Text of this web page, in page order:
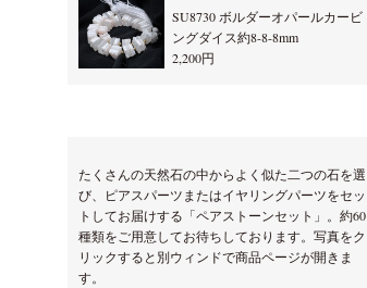
SU8730 ボルダーオパールカービ
ングダイス約8-8-8mm
2,200円
たくさんの天然石の中からよく似た二つの石を選
び、ピアスパーツまたはイヤリングパーツをセッ
トしてお届けする「ペアストーンセット」。約60
種類をご用意してお待ちしております。写真をク
リックすると別ウィンドで商品ページが開きま
す。